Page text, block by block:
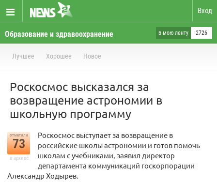
Вход
Образование и здравоохранение в мою ленту 2726
Лучшее Хорошее Новое
Роскосмос высказался за
возвращение астрономии в
школьную программу
отметили
73
в архиве
Роскосмос выступает за возвращение в
российские школы астрономии и готов помочь
школам с учебниками, заявил директор
департамента коммуникаций госкорпорации
Александр Ходырев.